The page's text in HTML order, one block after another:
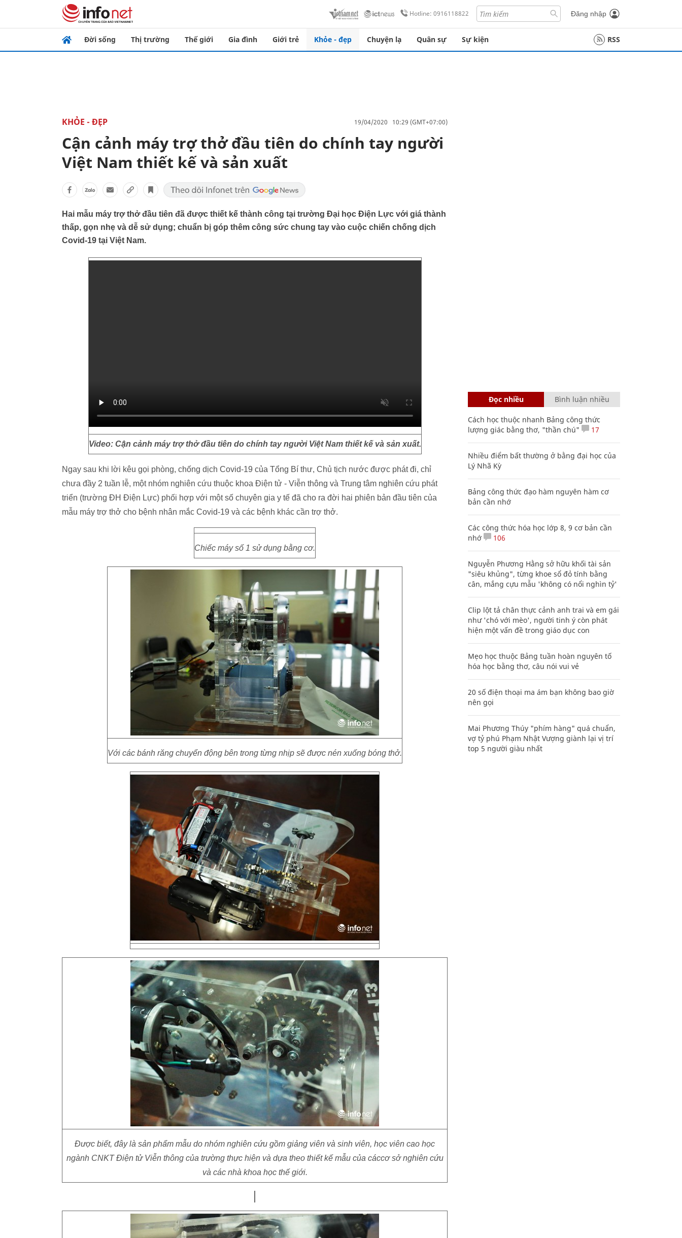
Hotline: 0916118822 Đăng nhập
Đời sống Thị trường Thế giới Gia đình Giới trẻ Khỏe - đẹp Chuyện lạ Quân sự Sự kiện RSS
KHỎE - ĐẸP 19/04/2020 10:29 (GMT+07:00)
Cận cảnh máy trợ thở đầu tiên do chính tay người
Việt Nam thiết kế và sản xuất
Hai mẫu máy trợ thở đầu tiên đã được thiết kế thành công tại trường Đại học Điện Lực với giá thành
thấp, gọn nhẹ và dễ sử dụng; chuẩn bị góp thêm công sức chung tay vào cuộc chiến chống dịch
Covid-19 tại Việt Nam.
Video: Cận cảnh máy trợ thở đầu tiên do chính tay người Việt Nam thiết kế và sản xuất.
Ngay sau khi lời kêu gọi phòng, chống dịch Covid-19 của Tổng Bí thư, Chủ tịch nước được phát đi, chỉ
chưa đầy 2 tuần lễ, một nhóm nghiên cứu thuộc khoa Điện tử - Viễn thông và Trung tâm nghiên cứu phát
triển (trường ĐH Điện Lực) phối hợp với một số chuyên gia y tế đã cho ra đời hai phiên bản đầu tiên của
mẫu máy trợ thở cho bệnh nhân mắc Covid-19 và các bệnh khác cần trợ thở.
Chiếc máy số 1 sử dụng bằng cơ.
Với các bánh răng chuyển động bên trong từng nhịp sẽ được nén xuống bóng thở.
Được biết, đây là sản phẩm mẫu do nhóm nghiên cứu gồm giảng viên và sinh viên, học viên cao học
ngành CNKT Điện tử Viễn thông của trường thực hiện và dựa theo thiết kế mẫu của cáccơ sở nghiên cứu
và các nhà khoa học thế giới.
Đọc nhiều Bình luận nhiều
Cách học thuộc nhanh Bảng công thức
lượng giác bằng thơ, "thần chú"
17
Nhiều điểm bất thường ở bằng đại học của
Lý Nhã Kỳ
Bảng công thức đạo hàm nguyên hàm cơ
bản cần nhớ
Các công thức hóa học lớp 8, 9 cơ bản cần
nhớ
106
Nguyễn Phương Hằng sở hữu khối tài sản
"siêu khủng", từng khoe sổ đỏ tính bằng
cân, mắng cựu mẫu 'không có nổi nghìn tỷ'
Clip lột tả chân thực cảnh anh trai và em gái
như 'chó với mèo', người tinh ý còn phát
hiện một vấn đề trong giáo dục con
Mẹo học thuộc Bảng tuần hoàn nguyên tố
hóa học bằng thơ, câu nói vui vẻ
20 số điện thoại ma ám bạn không bao giờ
nên gọi
Mai Phương Thúy "phím hàng" quá chuẩn,
vợ tỷ phú Phạm Nhật Vượng giành lại vị trí
top 5 người giàu nhất